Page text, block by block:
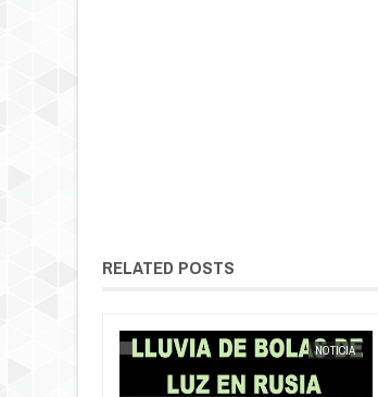
RELATED POSTS
NOTICIA
EXTRANOTIX MISTERIO